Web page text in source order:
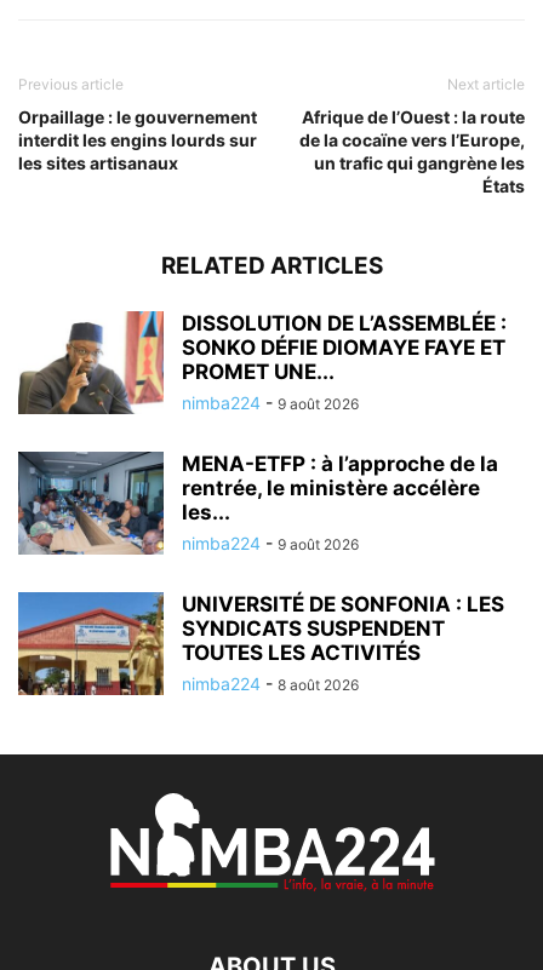
Previous article
Orpaillage : le gouvernement
interdit les engins lourds sur
les sites artisanaux
Next article
Afrique de l’Ouest : la route
de la cocaïne vers l’Europe,
un trafic qui gangrène les
États
RELATED ARTICLES
DISSOLUTION DE L’ASSEMBLÉE :
SONKO DÉFIE DIOMAYE FAYE ET
PROMET UNE...
nimba224 - 9 août 2026
MENA-ETFP : à l’approche de la
rentrée, le ministère accélère
les...
nimba224 - 9 août 2026
UNIVERSITÉ DE SONFONIA : LES
SYNDICATS SUSPENDENT
TOUTES LES ACTIVITÉS
nimba224 - 8 août 2026